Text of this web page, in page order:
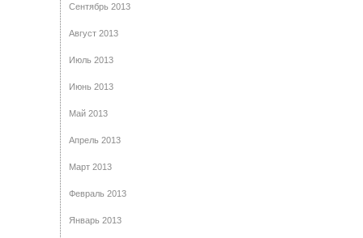
Сентябрь 2013
Август 2013
Июль 2013
Июнь 2013
Май 2013
Апрель 2013
Март 2013
Февраль 2013
Январь 2013